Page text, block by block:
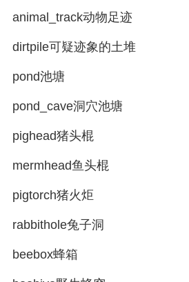
animal_track动物足迹
dirtpile可疑迹象的土堆
pond池塘
pond_cave洞穴池塘
pighead猪头棍
mermhead鱼头棍
pigtorch猪火炬
rabbithole兔子洞
beebox蜂箱